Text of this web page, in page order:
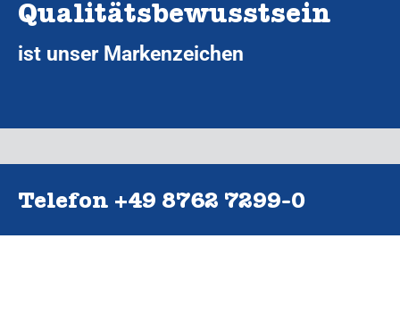
Qualitätsbewusstsein
ist unser Markenzeichen
Telefon +49 8762 7299‑0